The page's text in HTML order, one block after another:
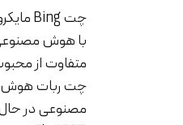
چت Bing مایکروسافت
با هوش مصنوعی کمی
متفاوت از محبوب‌ترین
چت ربات هوش
مصنوعی در حال حاضر،